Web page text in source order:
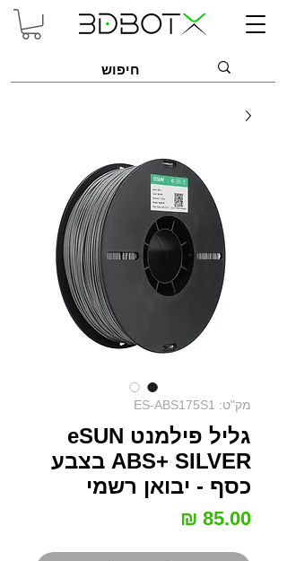
מק"ט: ES-ABS175S1
גליל פילמנט eSUN
ABS+ SILVER בצבע
כסף - יבואן רשמי